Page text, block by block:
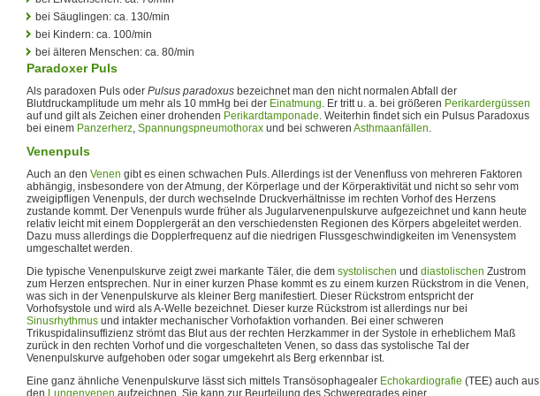
bei Säuglingen: ca. 130/min
bei Kindern: ca. 100/min
bei älteren Menschen: ca. 80/min
Paradoxer Puls
Als paradoxen Puls oder Pulsus paradoxus bezeichnet man den nicht normalen Abfall der
Blutdruckamplitude um mehr als 10 mmHg bei der Einatmung. Er tritt u. a. bei größeren Perikardergüssen
auf und gilt als Zeichen einer drohenden Perikardtamponade. Weiterhin findet sich ein Pulsus Paradoxus
bei einem Panzerherz, Spannungspneumothorax und bei schweren Asthmaanfällen.
Venenpuls
Auch an den Venen gibt es einen schwachen Puls. Allerdings ist der Venenfluss von mehreren Faktoren
abhängig, insbesondere von der Atmung, der Körperlage und der Körperaktivität und nicht so sehr vom
zweigipfligen Venenpuls, der durch wechselnde Druckverhältnisse im rechten Vorhof des Herzens
zustande kommt. Der Venenpuls wurde früher als Jugularvenenpulskurve aufgezeichnet und kann heute
relativ leicht mit einem Dopplergerät an den verschiedensten Regionen des Körpers abgeleitet werden.
Dazu muss allerdings die Dopplerfrequenz auf die niedrigen Flussgeschwindigkeiten im Venensystem
umgeschaltet werden.
Die typische Venenpulskurve zeigt zwei markante Täler, die dem systolischen und diastolischen Zustrom
zum Herzen entsprechen. Nur in einer kurzen Phase kommt es zu einem kurzen Rückstrom in die Venen,
was sich in der Venenpulskurve als kleiner Berg manifestiert. Dieser Rückstrom entspricht der
Vorhofsystole und wird als A-Welle bezeichnet. Dieser kurze Rückstrom ist allerdings nur bei
Sinusrhythmus und intakter mechanischer Vorhofaktion vorhanden. Bei einer schweren
Trikuspidalinsuffizienz strömt das Blut aus der rechten Herzkammer in der Systole in erheblichem Maß
zurück in den rechten Vorhof und die vorgeschalteten Venen, so dass das systolische Tal der
Venenpulskurve aufgehoben oder sogar umgekehrt als Berg erkennbar ist.
Eine ganz ähnliche Venenpulskurve lässt sich mittels Transösophagealer Echokardiografie (TEE) auch aus
den
Lungenvenen aufzeichnen. Sie kann zur Beurteilung des Schweregrades einer